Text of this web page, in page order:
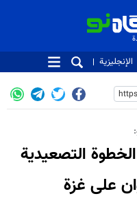
الإنجليزية
التصعيدية
على غزة